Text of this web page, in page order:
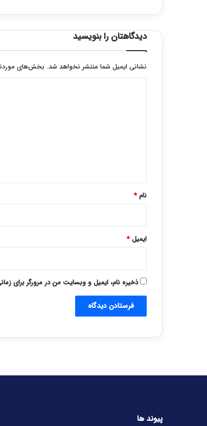
دیدگاهتان را بنویسید
نشانی ایمیل شما منتشر نخواهد شد. بخش‌های
نام*
ایمیل*
ذخیره نام، ایمیل و وبسایت من در مرورگر برای
پیوند ها